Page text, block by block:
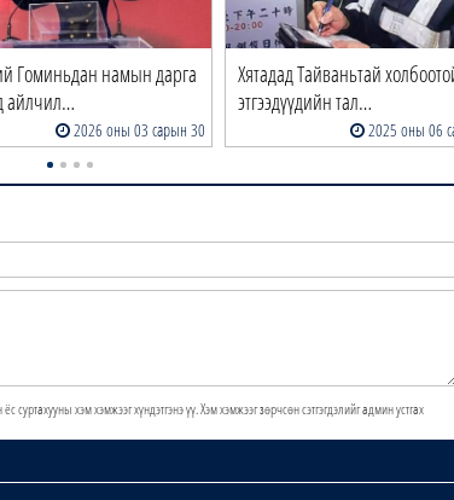
Гоминьдан намын дарга
айлчил…
2026 оны 03 сарын 30
Хятадад Тайваньтай
этгээдүүдийн тал…
2025 оны 06
суртахууны хэм хэмжээг хүндэтгэнэ үү. Хэм хэмжээг зөрчсөн сэтгэгдэлийг админ устгах